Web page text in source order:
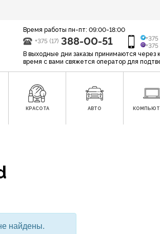
Время работы пн-пт: 09:00-18:00
+375 (17) 388-00-51
В выходные дни заказы принимаются через
время с вами свяжется оператор для
КРАСОТА АВТО
найдены.